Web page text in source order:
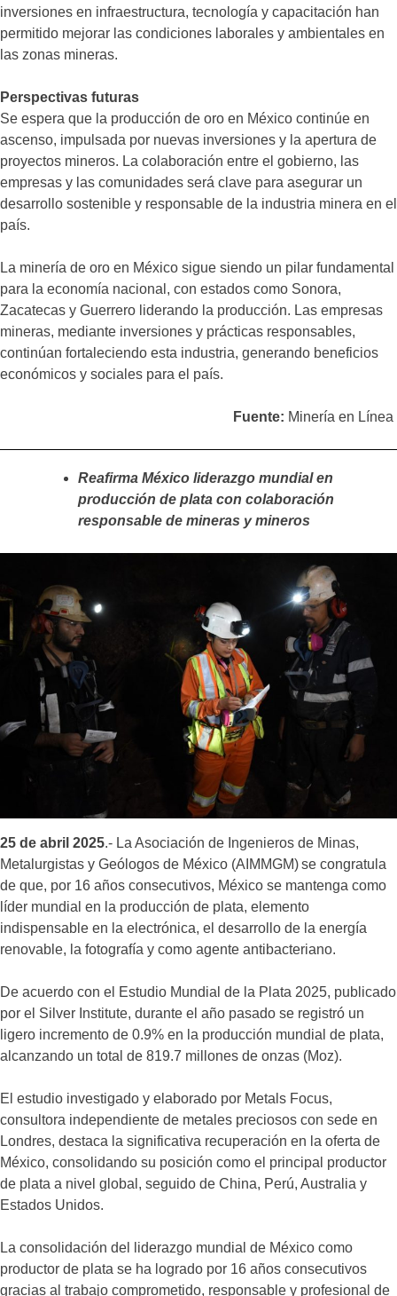
inversiones en infraestructura, tecnología y capacitación han
permitido mejorar las condiciones laborales y ambientales en
las zonas mineras.​
Perspectivas futuras
Se espera que la producción de oro en México continúe en
ascenso, impulsada por nuevas inversiones y la apertura de
proyectos mineros. La colaboración entre el gobierno, las
empresas y las comunidades será clave para asegurar un
desarrollo sostenible y responsable de la industria minera en el
país.​
La minería de oro en México sigue siendo un pilar fundamental
para la economía nacional, con estados como Sonora,
Zacatecas y Guerrero liderando la producción. Las empresas
mineras, mediante inversiones y prácticas responsables,
continúan fortaleciendo esta industria, generando beneficios
económicos y sociales para el país.
Fuente: Minería en Línea
Reafirma México liderazgo mundial en
producción de plata con colaboración
responsable de mineras y mineros
25 de abril 2025.- La Asociación de Ingenieros de Minas,
Metalurgistas y Geólogos de México (AIMMGM) se congratula
de que, por 16 años consecutivos, México se mantenga como
líder mundial en la producción de plata, elemento
indispensable en la electrónica, el desarrollo de la energía
renovable, la fotografía y como agente antibacteriano.
De acuerdo con el Estudio Mundial de la Plata 2025, publicado
por el Silver Institute, durante el año pasado se registró un
ligero incremento de 0.9% en la producción mundial de plata,
alcanzando un total de 819.7 millones de onzas (Moz).
El estudio investigado y elaborado por Metals Focus,
consultora independiente de metales preciosos con sede en
Londres, destaca la significativa recuperación en la oferta de
México, consolidando su posición como el principal productor
de plata a nivel global, seguido de China, Perú, Australia y
Estados Unidos.
La consolidación del liderazgo mundial de México como
productor de plata se ha logrado por 16 años consecutivos
gracias al trabajo comprometido, responsable y profesional de